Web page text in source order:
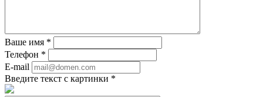
Ваше имя *
Телефон *
E-mail
Введите текст с картинки *